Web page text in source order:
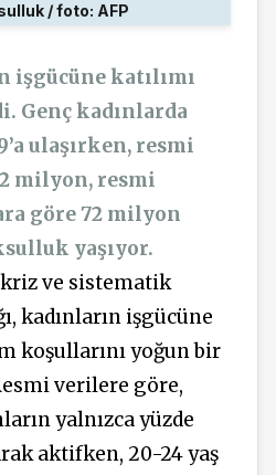
/ foto: AFP
işgücüne katılımı
Genç kadınlarda
ulaşırken, resmi
milyon, resmi
göre 72 milyon
yaşıyor.
ve sistematik
kadınların işgücüne
koşullarını yoğun bir
verilere göre,
yalnızca yüzde
aktifken, 20-24 yaş